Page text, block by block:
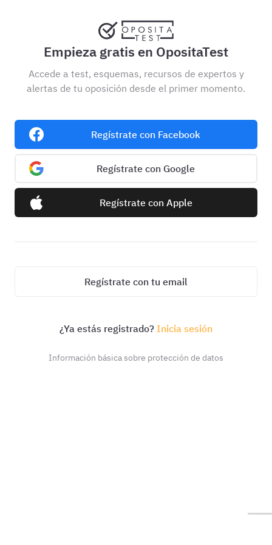
Empieza gratis en OpositaTest
Accede a test, esquemas, recursos de expertos y
alertas de tu oposición desde el primer momento.
Regístrate con Facebook
Regístrate con Google
Regístrate con Apple
Regístrate con tu email
¿Ya estás registrado? Inicia sesión
Información básica sobre protección de datos